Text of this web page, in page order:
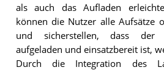
als auch das Aufladen
können die Nutzer alle Aufsätze
und sicherstellen, dass der
aufgeladen und einsatzbereit ist,
Durch die Integration des